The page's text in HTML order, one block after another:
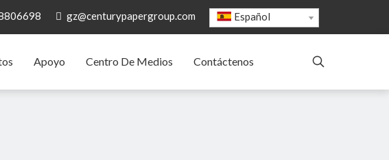
 gz@centurypapergroup.com Español
Apoyo Centro De Medios Contáctenos